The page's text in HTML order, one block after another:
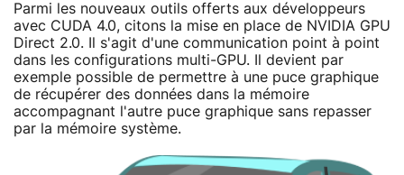
Parmi les nouveaux outils offerts aux développeurs
avec CUDA 4.0, citons la mise en place de NVIDIA GPU
Direct 2.0. Il s'agit d'une communication point à point
dans les configurations multi-GPU. Il devient par
exemple possible de permettre à une puce graphique
de récupérer des données dans la mémoire
accompagnant l'autre puce graphique sans repasser
par la mémoire système.